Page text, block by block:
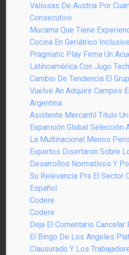
Valiosas De Austria Por
Consecutivo
Mucama Que Tiene
Cocina En Geriátrico
Pragmatic Play Firma Un
Latinoamérica Con Jugo
Cambio De Tendencia El
Vuelve An Adquirir Campos
Argentina
Asistente Mercantil Titulo
Expansión Global Selección
La Multinacional Menos
Expertos Disertaron Sobre
Desarrollos Normativos Y
Su Relevancia Pra El Sector
Español
Codere
Codere
Deja El Comentario Cancelar
El Bingo De Los Angeles
Clausurado Y Los